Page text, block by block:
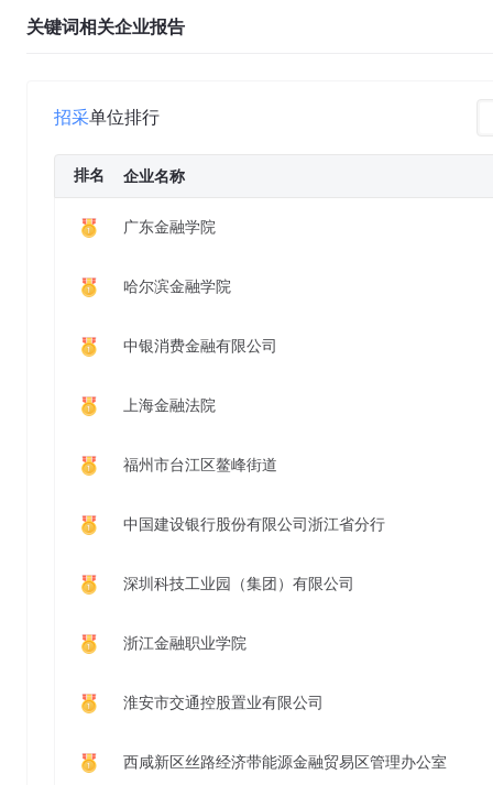
关键词相关企业报告
招采单位排行
排名 企业名称
广东金融学院
哈尔滨金融学院
中银消费金融有限公司
上海金融法院
福州市台江区鳌峰街道
中国建设银行股份有限公司浙江省分行
深圳科技工业园（集团）有限公司
浙江金融职业学院
淮安市交通控股置业有限公司
西咸新区丝路经济带能源金融贸易区管理办公室